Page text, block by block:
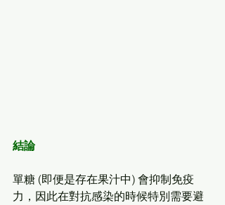
結論
單糖 (即便是存在果汁中) 會抑制免疫
力，因此在對抗感染的時候特別需要避